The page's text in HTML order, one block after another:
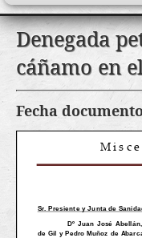
Saltar
contenido
Denegada
cáñamo en
Fecha